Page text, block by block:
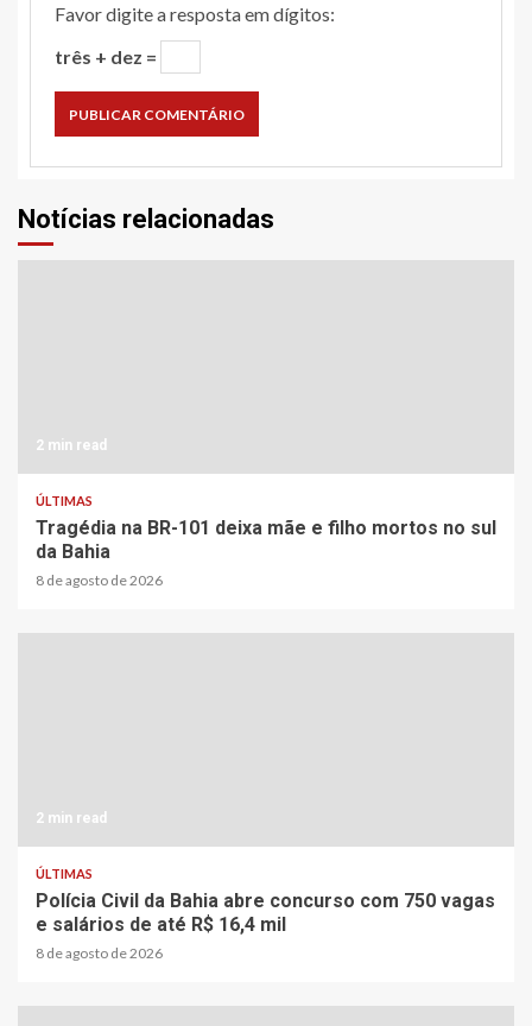
Favor digite a resposta em dígitos:
três + dez =
Notícias relacionadas
2 min read
ÚLTIMAS
Tragédia na BR-101 deixa mãe e filho mortos no sul
da Bahia
8 de agosto de 2026
2 min read
ÚLTIMAS
Polícia Civil da Bahia abre concurso com 750 vagas
e salários de até R$ 16,4 mil
8 de agosto de 2026